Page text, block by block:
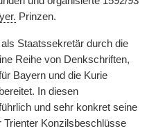
Prinzen.
Staatssekretär durch die
Reihe von Denkschriften,
Bayern und die Kurie
In diesen
und sehr konkret seine
Trienter Konzilsbeschlüsse